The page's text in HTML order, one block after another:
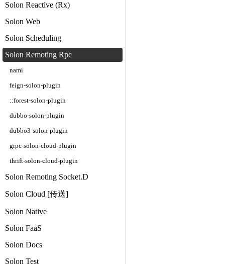
Solon Reactive (Rx)
Solon Web
Solon Scheduling
Solon Remoting Rpc
nami
feign-solon-plugin
::forest-solon-plugin
dubbo-solon-plugin
dubbo3-solon-plugin
grpc-solon-cloud-plugin
thrift-solon-cloud-plugin
Solon Remoting Socket.D
Solon Cloud [传送]
Solon Native
Solon FaaS
Solon Docs
Solon Test